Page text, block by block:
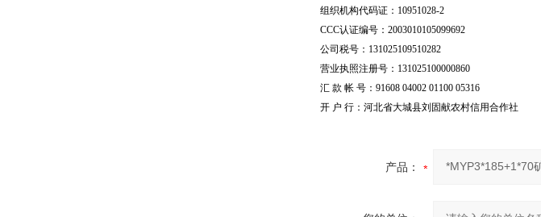
组织机构代码证：10951028-2
CCC认证编号：2003010105099692
公司税号：131025109510282
营业执照注册号：131025100000860
汇 款 帐 号：91608 04002 01100 05316
开 户 行：河北省大城县刘固献农村信用合作社
产品：